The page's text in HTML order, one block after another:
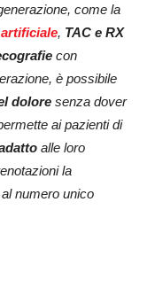
come la
, TAC e RX
con
è possibile
dolore senza dover
ai pazienti di
alle loro
la
numero unico